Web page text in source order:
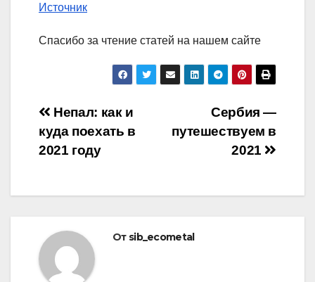
Источник
Спасибо за чтение статей на нашем сайте
Навигация
по
Сербия —
путешествуем в
2021
Непал: как и
куда поехать в
2021 году
От sib_ecometal